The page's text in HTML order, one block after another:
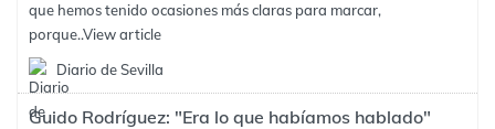
que hemos tenido ocasiones más claras para marcar,
porque..View article
Diario de Sevilla
Guido Rodríguez: "Era lo que habíamos hablado"